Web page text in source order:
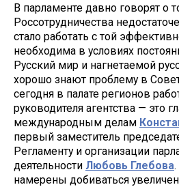
В парламенте давно говорят о
Россотрудничества
стало работать с той
необходима в условиях
Русский мир и нагнетаемой
хорошо знают проблему в
сегодня в палате регионов
руководителя агентства — это
международным делам
первый заместитель
Регламенту и организации
деятельности Любовь Глебова
намерены добиваться